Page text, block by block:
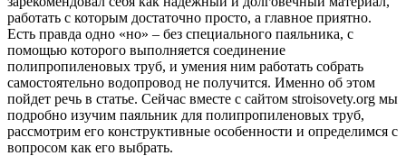
работать с которым достаточно просто, а главное приятно.
Есть правда одно «но» – без специального паяльника, с
помощью которого выполняется соединение
полипропиленовых труб, и умения ним работать собрать
самостоятельно водопровод не получится. Именно об этом
пойдет речь в статье. Сейчас вместе с сайтом stroisovety.org мы
подробно изучим паяльник для полипропиленовых труб,
рассмотрим его конструктивные особенности и определимся с
вопросом как его выбрать.